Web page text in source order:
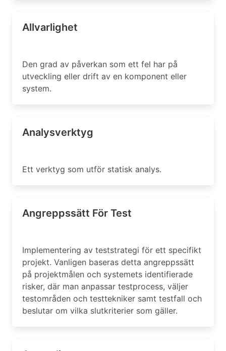
Allvarlighet
Den grad av påverkan som ett fel har på
utveckling eller drift av en komponent eller
system.
Analysverktyg
Ett verktyg som utför statisk analys.
Angreppssätt För Test
Implementering av teststrategi för ett specifikt
projekt. Vanligen baseras detta angreppssätt
på projektmålen och systemets identifierade
risker, där man anpassar testprocess, väljer
testområden och testtekniker samt testfall och
beslutar om vilka slutkriterier som gäller.